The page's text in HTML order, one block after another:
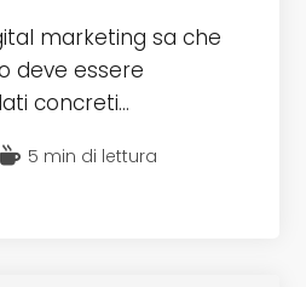
marketing sa che
deve essere
concreti…
Tempo5 min di lettura